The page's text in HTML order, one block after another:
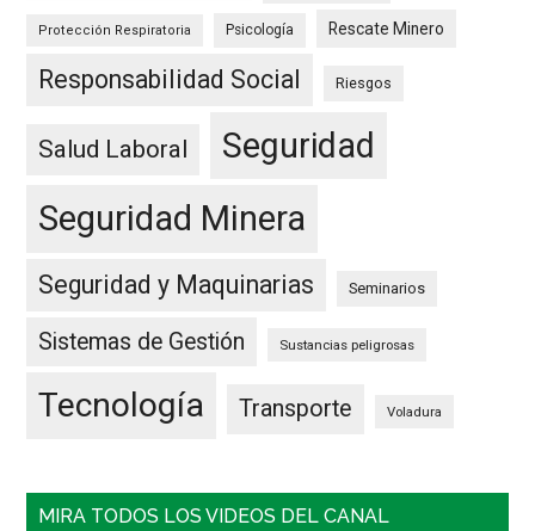
Protección Respiratoria Psicología Rescate Minero
Responsabilidad Social Riesgos
Salud Laboral
Seguridad
Seguridad Minera
Seguridad y Maquinarias Seminarios
Sistemas de Gestión Sustancias peligrosas
Tecnología Transporte Voladura
MIRA TODOS LOS VIDEOS DEL CANAL